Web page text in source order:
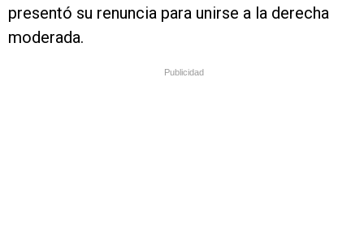
presentó su renuncia para unirse a la derecha
moderada.
Publicidad